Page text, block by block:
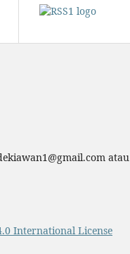
atau
International License